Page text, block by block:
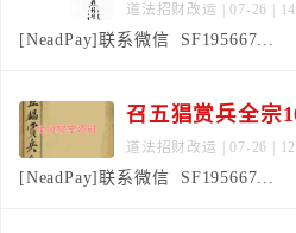
道法招财改运 | 07-26 |
[NeadPay]联系微信 SF195667...
召五猖赏兵全宗
道法招财改运 | 07-26 |
[NeadPay]联系微信 SF195667...